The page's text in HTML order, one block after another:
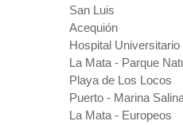
San Luis
Acequión
Hospital Universitario
La Mata - Parque
Playa de Los Locos
Puerto - Marina
La Mata - Europeos